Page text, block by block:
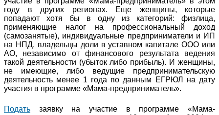
году в других регионах. Еще женщины, которые
попадают хотя бы в одну из категорий: физлица,
применяющие налог на профессиональный доход
(самозанятые), индивидуальные предприниматели и ИП
на НПД, владельцы доли в уставном капитале ООО или
АО, независимо от финансового результата ведения
такой деятельности (убыток либо прибыль). И женщины,
не имеющие, либо ведущие предпринимательскую
деятельность менее 1 года по данным ЕГРЮЛ на дату
участия в программе «Мама-предприниматель».
Подать заявку на участие в программе «Мама-